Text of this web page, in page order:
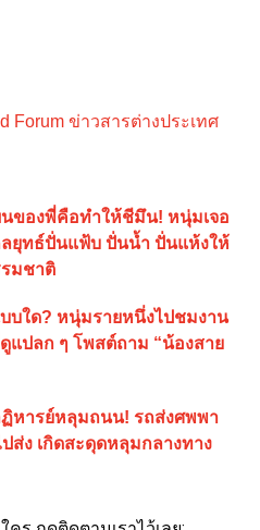
Forum ข่าวสารต่างประเทศ
ของพี่คือทำให้ชีมึน! หนุ่มเจอ
ลยุทธ์ปั่นแฟ้บ ปั่นน้ำ ปั่นแห้งให้
มชาติ
บใด? หนุ่มรายหนึ่งไปชมงาน
แปลก ๆ โพสต์ถาม “น้องสาย
หารย์หลุมถนน! รถส่งศพพา
ส่ง เกิดสะดุดหลุมกลางทาง